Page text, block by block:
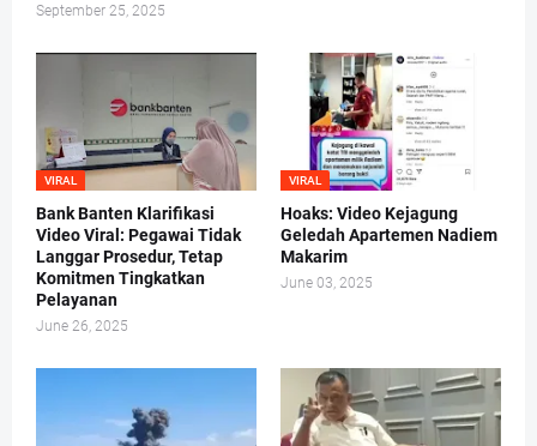
September 25, 2025
VIRAL
Bank Banten Klarifikasi
Video Viral: Pegawai Tidak
Langgar Prosedur, Tetap
Komitmen Tingkatkan
Pelayanan
June 26, 2025
VIRAL
Hoaks: Video Kejagung
Geledah Apartemen Nadiem
Makarim
June 03, 2025